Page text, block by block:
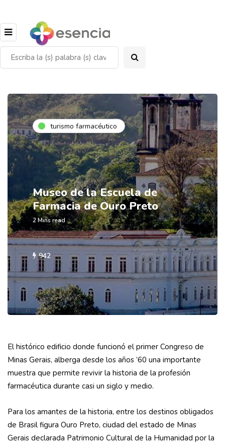
turismo farmacéutico
Museo de la Escuela de
Farmacia de Ouro Preto
2 Mins read
942
El histórico edificio donde funcionó el primer Congreso de
Minas Gerais, alberga desde los años ’60 una importante
muestra que permite revivir la historia de la profesión
farmacéutica durante casi un siglo y medio.
Para los amantes de la historia, entre los destinos obligados
de Brasil figura Ouro Preto, ciudad del estado de Minas
Gerais declarada Patrimonio Cultural de la Humanidad por la